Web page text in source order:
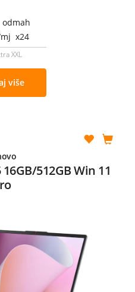
x24
XXL
više
512GB Win 11